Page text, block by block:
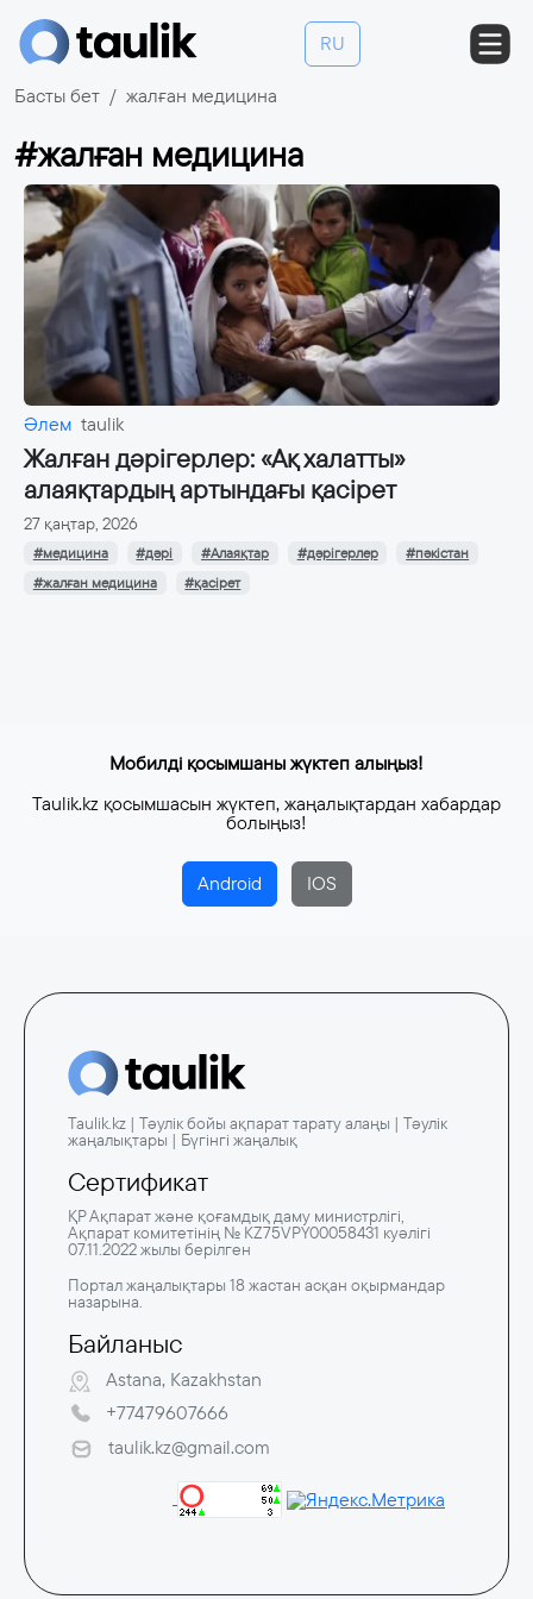
RU
Басты бет жалған медицина
#жалған медицина
Әлем taulik
Жалған дәрігерлер: «Ақ халатты»
алаяқтардың артындағы қасірет
27 қаңтар, 2026
#медицина #дәрі #Алаяқтар #дәрігерлер
#пәкістан
#жалған медицина
#қасірет
Мобилді қосымшаны жүктеп алыңыз!
Taulik.kz қосымшасын жүктеп, жаңалықтардан хабардар
болыңыз!
Android IOS
Taulik.kz | Тәулік бойы ақпарат тарату алаңы | Тәулік
жаңалықтары | Бүгінгі жаңалық
Сертификат
ҚР Ақпарат және қоғамдық даму министрлігі,
Ақпарат комитетінің № KZ75VPY00058431 куәлігі
07.11.2022 жылы берілген
Портал жаңалықтары 18 жастан асқан оқырмандар
назарына.
Байланыс
Astana, Kazakhstan
+77479607666
taulik.kz@gmail.com